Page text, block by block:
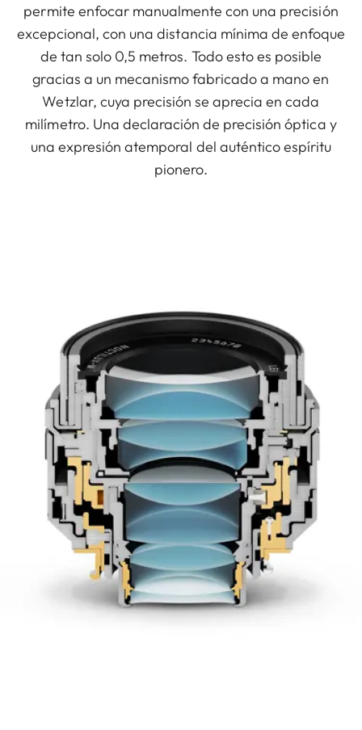
permite enfocar manualmente con una precisión
excepcional, con una distancia mínima de enfoque
de tan solo 0,5 metros. Todo esto es posible
gracias a un mecanismo fabricado a mano en
Wetzlar, cuya precisión se aprecia en cada
milímetro. Una declaración de precisión óptica y
una expresión atemporal del auténtico espíritu
pionero.